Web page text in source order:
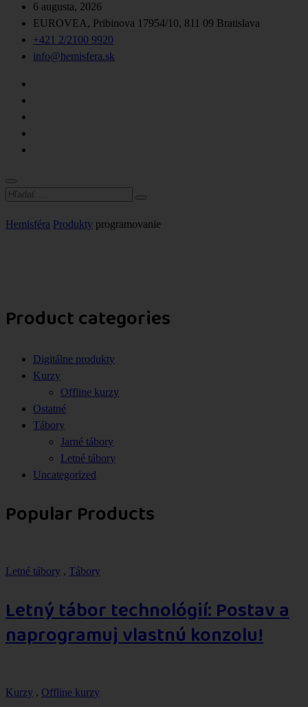
6 augusta, 2026
EUROVEA, Pribinova 17954/10, 811 09 Bratislava
+421 2/2100 9920
info@hemisfera.sk
Hemisféra Produkty programovanie
Product categories
Digitálne produkty
Kurzy
Offline kurzy
Ostatné
Tábory
Jarné tábory
Letné tábory
Uncategorized
Popular Products
Letné tábory , Tábory
Letný tábor technológií: Postav a
naprogramuj vlastnú konzolu!
Kurzy , Offline kurzy